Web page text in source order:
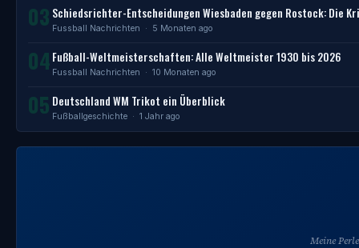
03 Schiedsrichter-Entscheidungen Wiesbaden gegen Rostock: Die
Fussball Nachrichten · 5 Monaten ago
04 Fußball-Weltmeisterschaften: Alle Weltmeister 1930 bis 2026
Fussball Nachrichten · 10 Monaten ago
05 Deutschland WM Trikot ein Überblick
Fußballgeschichte · 1 Jahr ago
Meine